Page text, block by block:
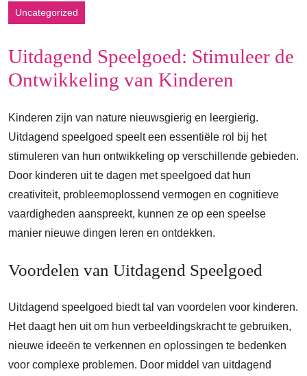
Uncategorized
Uitdagend Speelgoed: Stimuleer de
Ontwikkeling van Kinderen
Kinderen zijn van nature nieuwsgierig en leergierig.
Uitdagend speelgoed speelt een essentiële rol bij het
stimuleren van hun ontwikkeling op verschillende gebieden.
Door kinderen uit te dagen met speelgoed dat hun
creativiteit, probleemoplossend vermogen en cognitieve
vaardigheden aanspreekt, kunnen ze op een speelse
manier nieuwe dingen leren en ontdekken.
Voordelen van Uitdagend Speelgoed
Uitdagend speelgoed biedt tal van voordelen voor kinderen.
Het daagt hen uit om hun verbeeldingskracht te gebruiken,
nieuwe ideeën te verkennen en oplossingen te bedenken
voor complexe problemen. Door middel van uitdagend